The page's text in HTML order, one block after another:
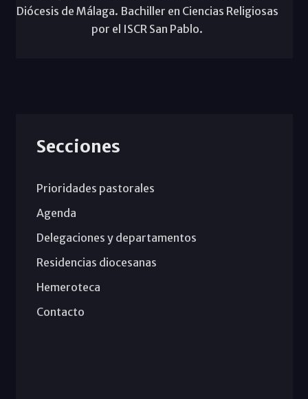
Diócesis de Málaga. Bachiller en Ciencias Religiosas
por el ISCR San Pablo.
Secciones
Prioridades pastorales
Agenda
Delegaciones y departamentos
Residencias diocesanas
Hemeroteca
Contacto